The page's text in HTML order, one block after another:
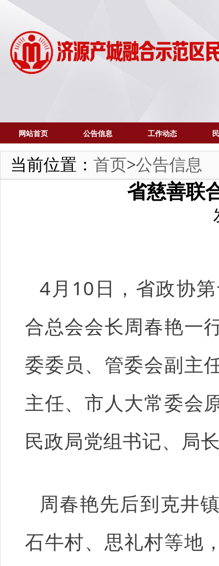
网站首页 公告信息 工作动态
当前位置： 首页>公告信息
省慈善联
4月10日，省政协
合总会会长周春艳一
委委员、管委会副主
主任、市人大常委会
民政局党组书记、局
周春艳先后到克井
石牛村、思礼村等地